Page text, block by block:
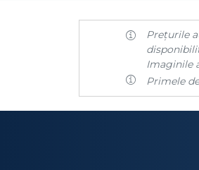
Prețurile
Imaginile
Primele